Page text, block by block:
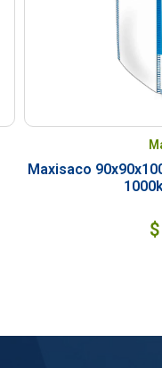
Maxisaco
$